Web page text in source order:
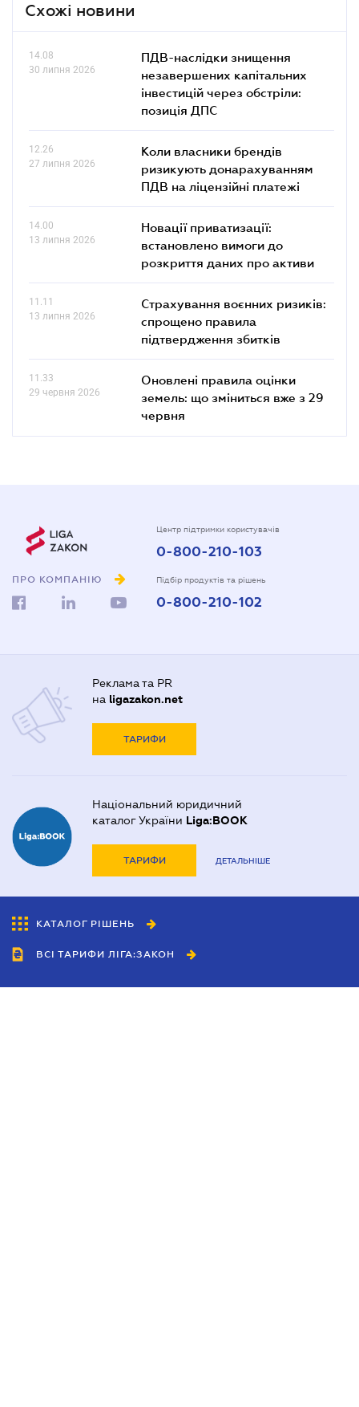
Схожі новини
14.08
30 липня 2026
ПДВ-наслідки знищення
незавершених капітальних
інвестицій через обстріли:
позиція ДПС
12.26
27 липня 2026
Коли власники брендів
ризикують донарахуванням
ПДВ на ліцензійні платежі
14.00
13 липня 2026
Новації приватизації:
встановлено вимоги до
розкриття даних про активи
11.11
13 липня 2026
Страхування воєнних ризиків:
спрощено правила
підтвердження збитків
11.33
29 червня 2026
Оновлені правила оцінки
земель: що зміниться вже з 29
червня
ПРО КОМПАНІЮ
Центр підтримки користувачів
0-800-210-103
Підбір продуктів та рішень
0-800-210-102
Реклама та PR
на ligazakon.net
ТАРИФИ
Національний юридичний
каталог України Liga:BOOK
ТАРИФИ ДЕТАЛЬНІШЕ
КАТАЛОГ РІШЕНЬ
ВСІ ТАРИФИ ЛІГА:ЗАКОН